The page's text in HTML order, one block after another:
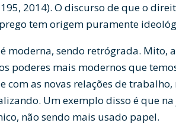
2014). O discurso de que o
tem origem puramente
moderna, sendo retrógrada. Mito,
poderes mais modernos que
com as novas relações de trabalho,
Um exemplo disso é que
não sendo mais usado papel.